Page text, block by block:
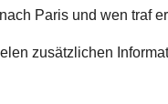
Paris und wen traf
zusätzlichen